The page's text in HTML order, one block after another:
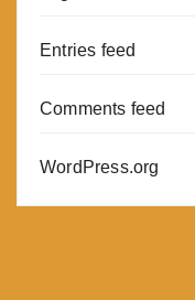
Entries feed
Comments feed
WordPress.org